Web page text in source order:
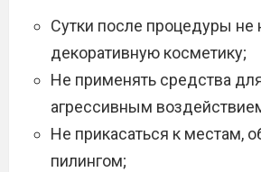
Сутки после процедуры не
декоративную косметику;
Не применять средства
агрессивным
Не прикасаться к местам,
пилингом;